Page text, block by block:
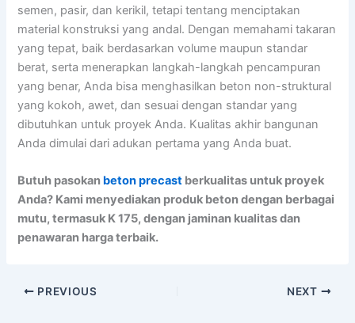
semen, pasir, dan kerikil, tetapi tentang menciptakan
material konstruksi yang andal. Dengan memahami takaran
yang tepat, baik berdasarkan volume maupun standar
berat, serta menerapkan langkah-langkah pencampuran
yang benar, Anda bisa menghasilkan beton non-struktural
yang kokoh, awet, dan sesuai dengan standar yang
dibutuhkan untuk proyek Anda. Kualitas akhir bangunan
Anda dimulai dari adukan pertama yang Anda buat.
Butuh pasokan beton precast berkualitas untuk proyek
Anda? Kami menyediakan produk beton dengan berbagai
mutu, termasuk K 175, dengan jaminan kualitas dan
penawaran harga terbaik.
PREVIOUS NEXT